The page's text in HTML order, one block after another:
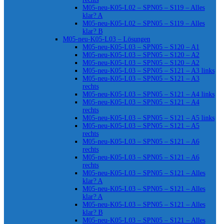
M05-neu-K05-L02 – SPN05 – S119 – Alles
klar? A
M05-neu-K05-L02 – SPN05 – S119 – Alles
klar? B
M05-neu-K05-L03 – Lösungen
M05-neu-K05-L03 – SPN05 – S120 – A1
M05-neu-K05-L03 – SPN05 – S120 – A2
M05-neu-K05-L03 – SPN05 – S120 – A2
M05-neu-K05-L03 – SPN05 – S121 – A3 links
M05-neu-K05-L03 – SPN05 – S121 – A3
rechts
M05-neu-K05-L03 – SPN05 – S121 – A4 links
M05-neu-K05-L03 – SPN05 – S121 – A4
rechts
M05-neu-K05-L03 – SPN05 – S121 – A5 links
M05-neu-K05-L03 – SPN05 – S121 – A5
rechts
M05-neu-K05-L03 – SPN05 – S121 – A6
rechts
M05-neu-K05-L03 – SPN05 – S121 – A6
rechts
M05-neu-K05-L03 – SPN05 – S121 – Alles
klar? A
M05-neu-K05-L03 – SPN05 – S121 – Alles
klar? A
M05-neu-K05-L03 – SPN05 – S121 – Alles
klar? B
M05-neu-K05-L03 – SPN05 – S121 – Alles